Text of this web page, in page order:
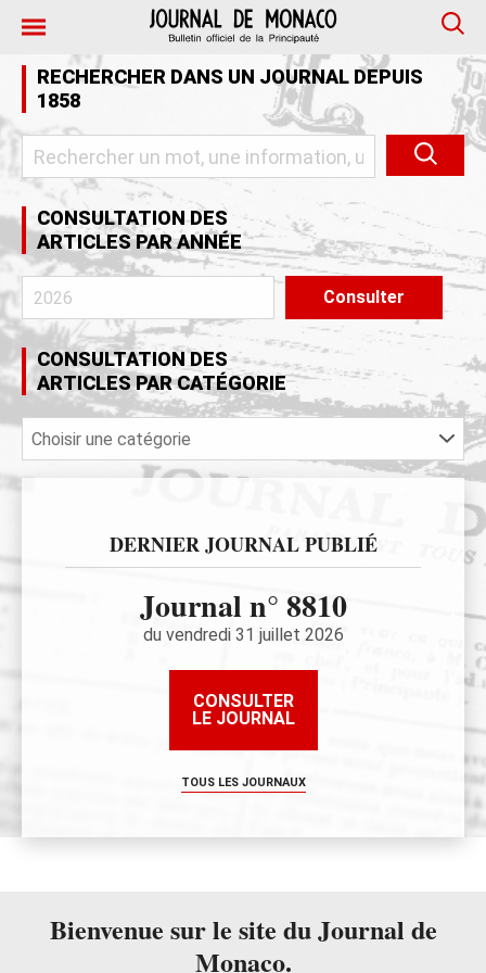
RECHERCHER DANS UN JOURNAL DEPUIS
1858
CONSULTATION DES
ARTICLES PAR ANNÉE
Consulter
CONSULTATION DES
ARTICLES PAR CATÉGORIE
DERNIER JOURNAL PUBLIÉ
Journal n° 8810
du vendredi 31 juillet 2026
CONSULTER
LE JOURNAL
TOUS LES JOURNAUX
Bienvenue sur le site du Journal de
Monaco.